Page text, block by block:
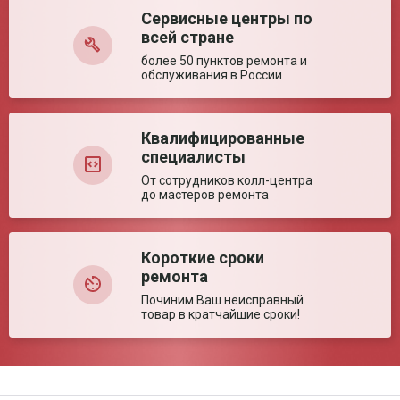
перемещения, не
Ключевые преимущества
Для завершающих этапов реабилитации и
восстановления
Оставить отзыв
Сервисные центры по
всей стране
более 50 пунктов ремонта и
обслуживания в России
Квалифицированные
специалисты
От сотрудников колл-центра
до мастеров ремонта
Короткие сроки
ремонта
Починим Ваш неисправный
товар в кратчайшие сроки!